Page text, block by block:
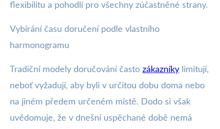
flexibilitu a pohodlí pro všechny zúčastněné strany.
Vybírání času doručení podle vlastního
harmonogramu
Tradiční modely doručování často zákazníky limitují,
neboť vyžadují, aby byli v určitou dobu doma nebo
na jiném předem určeném místě. Dodo si však
uvědomuje, že v dnešní uspěchané době nemá